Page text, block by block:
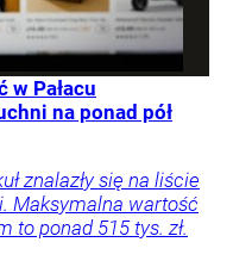
w Pałacu
na ponad pół
znalazły się na liście
Maksymalna wartość
to ponad 515 tys. zł.